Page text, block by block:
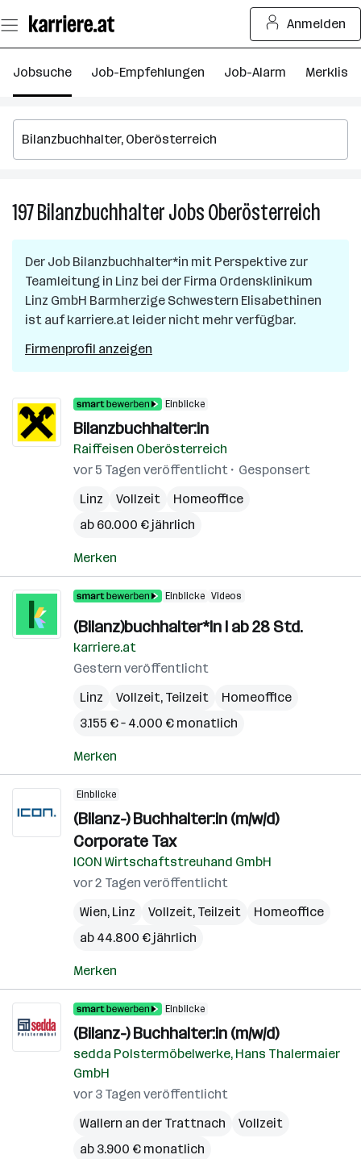
Seiteninhalt
springen
Anmelden
Jobsuche Job-Empfehlungen Job-Alarm Merkliste
197BilanzbuchhalterJobsOberösterreich
Jobs
Der Job Bilanzbuchhalter*in mit Perspektive zur
Teamleitung in Linz bei der Firma Ordensklinikum
Linz GmbH Barmherzige Schwestern Elisabethinen
ist auf karriere.at leider nicht mehr verfügbar.
Firmenprofil anzeigen
Einblicke
Bilanzbuchhalter:in
Raiffeisen Oberösterreich
vor 5 Tagen veröffentlicht
Gesponsert
Linz
Vollzeit
Homeoffice
ab 60.000 € jährlich
Merken
Einblicke Videos
(Bilanz)buchhalter*In I ab 28 Std.
karriere.at
Gestern veröffentlicht
Linz
Vollzeit, Teilzeit
Homeoffice
3.155 € – 4.000 € monatlich
Merken
Einblicke
(Bilanz-) Buchhalter:in (m/w/d)
Corporate Tax
ICON Wirtschaftstreuhand GmbH
vor 2 Tagen veröffentlicht
Wien, Linz Vollzeit, Teilzeit
Homeoffice
ab 44.800 € jährlich
Merken
Einblicke
(Bilanz-) Buchhalter:in (m/w/d)
sedda Polstermöbelwerke, Hans Thalermaier
GmbH
vor 3 Tagen veröffentlicht
Wallern an der Trattnach
Vollzeit
ab 3.900 € monatlich